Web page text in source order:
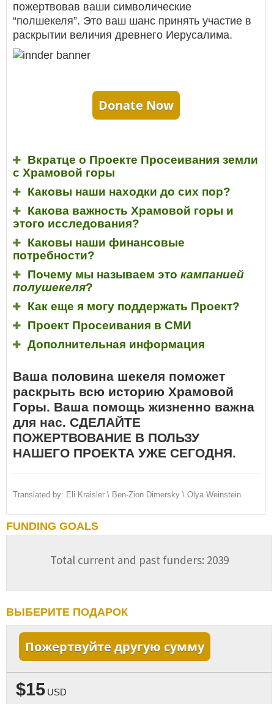
пожертвовав ваши символические
“полшекеля”. Это ваш шанс принять участие в
раскрытии величия древнего Иерусалима.
Donate Now
Вкратце о Проекте Просеивания земли
с Храмовой горы
Каковы наши находки до сих пор?
Какова важность Храмовой горы и
этого исследования?
Каковы наши финансовые
потребности?
Почему мы называем это кампанией
полушекеля?
Как еще я могу поддержать Проект?
Проект Просеивания в СМИ
Дополнительная информация
Ваша половина шекеля поможет
раскрыть всю историю Храмовой
Горы. Ваша помощь жизненно важна
для нас. СДЕЛАЙТЕ
ПОЖЕРТВОВАНИЕ В ПОЛЬЗУ
НАШЕГО ПРОЕКТА УЖЕ СЕГОДНЯ.
Translated by: Eli Kraisler \ Ben-Zion Dimersky \ Olya Weinstein
FUNDING GOALS
Total current and past funders: 2039
ВЫБЕРИТЕ ПОДАРОК
Пожертвуйте другую сумму
$15 USD